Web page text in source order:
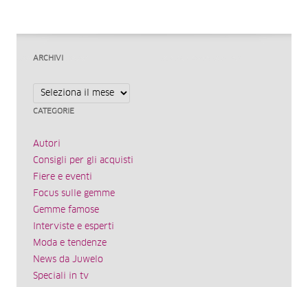
ARCHIVI
Archivi
CATEGORIE
Autori
Consigli per gli acquisti
Fiere e eventi
Focus sulle gemme
Gemme famose
Interviste e esperti
Moda e tendenze
News da Juwelo
Speciali in tv